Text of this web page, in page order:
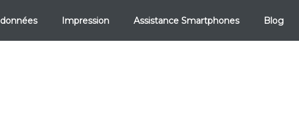
Impression Assistance Smartphones Blog